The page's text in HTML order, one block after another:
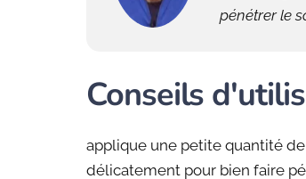
pénétrer le
Conseils
applique une petite quantité
délicatement pour bien faire